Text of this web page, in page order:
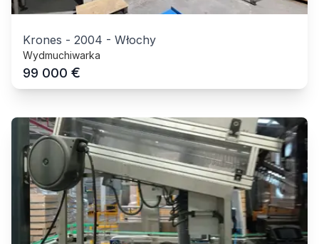
Krones - 2004 - Włochy
Wydmuchiwarka
99 000 €